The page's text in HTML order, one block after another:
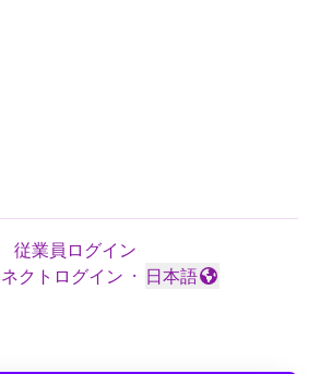
従業員ログイン
クトログイン · 言語を変更
日本語